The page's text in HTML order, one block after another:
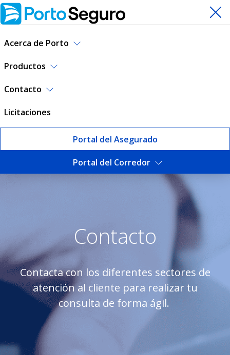
Acerca de Porto
Productos
Contacto
Licitaciones
Portal del Asegurado
Portal del Corredor
Direcciones de email |
Contacto
Contacta con los diferentes sectores de
atención al cliente para realizar tu
consulta de forma ágil.